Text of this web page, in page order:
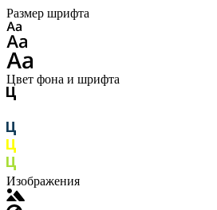
Размер шрифта
Цвет фона и шрифта
Изображения